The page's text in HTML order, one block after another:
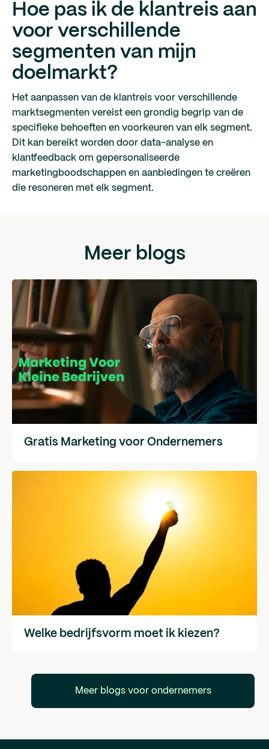
Hoe pas ik de klantreis aan
voor verschillende
segmenten van mijn
doelmarkt?
Het aanpassen van de klantreis voor verschillende
marktsegmenten vereist een grondig begrip van de
specifieke behoeften en voorkeuren van elk segment.
Dit kan bereikt worden door data-analyse en
klantfeedback om gepersonaliseerde
marketingboodschappen en aanbiedingen te creëren
die resoneren met elk segment.
Meer blogs
Gratis Marketing voor Ondernemers
Welke bedrijfsvorm moet ik kiezen?
Meer blogs voor ondernemers